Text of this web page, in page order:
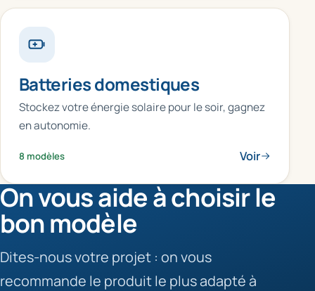
Batteries domestiques
Stockez votre énergie solaire pour le soir, gagnez
en autonomie.
8 modèles Voir
On vous aide à choisir le
bon modèle
Dites-nous votre projet : on vous
recommande le produit le plus adapté à